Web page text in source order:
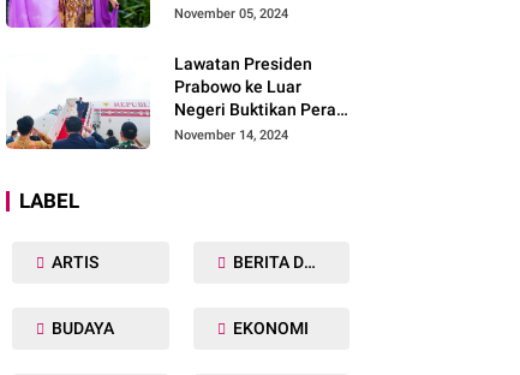
2024 dan Fourth
Worldwide
International 2024, di
Pemilihan Mrs
Worldwide 2024
November 05, 2024
Lawatan Presiden
Prabowo ke Luar
Negeri Buktikan Peran
Strategis Indonesia di
November 14, 2024
LABEL
ARTIS BERITA DAERAH
BUDAYA EKONOMI